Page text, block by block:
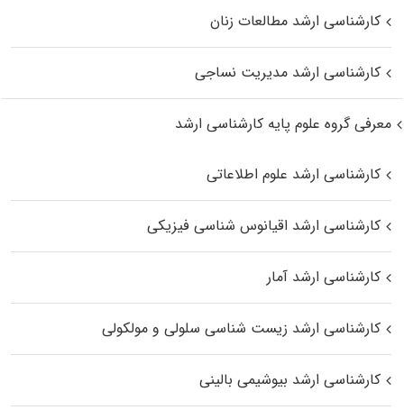
کارشناسی ارشد مطالعات زنان
کارشناسی ارشد مدیریت نساجی
معرفی گروه علوم پایه کارشناسی ارشد
کارشناسی ارشد علوم اطلاعاتی
کارشناسی ارشد اقیانوس‌ شناسی فیزیکی
کارشناسی ارشد آمار
کارشناسی ارشد زیست شناسی سلولی و مولکولی
کارشناسی ارشد بیوشیمی بالینی